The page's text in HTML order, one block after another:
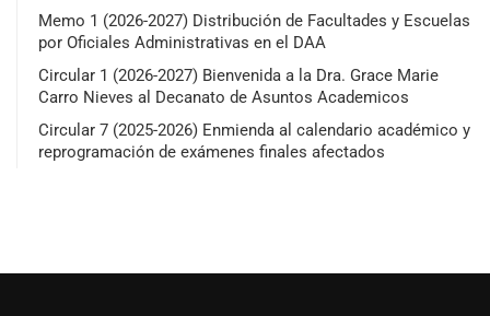
Memo 1 (2026-2027) Distribución de Facultades y Escuelas
por Oficiales Administrativas en el DAA
Circular 1 (2026-2027) Bienvenida a la Dra. Grace Marie
Carro Nieves al Decanato de Asuntos Academicos
Circular 7 (2025-2026) Enmienda al calendario académico y
reprogramación de exámenes finales afectados